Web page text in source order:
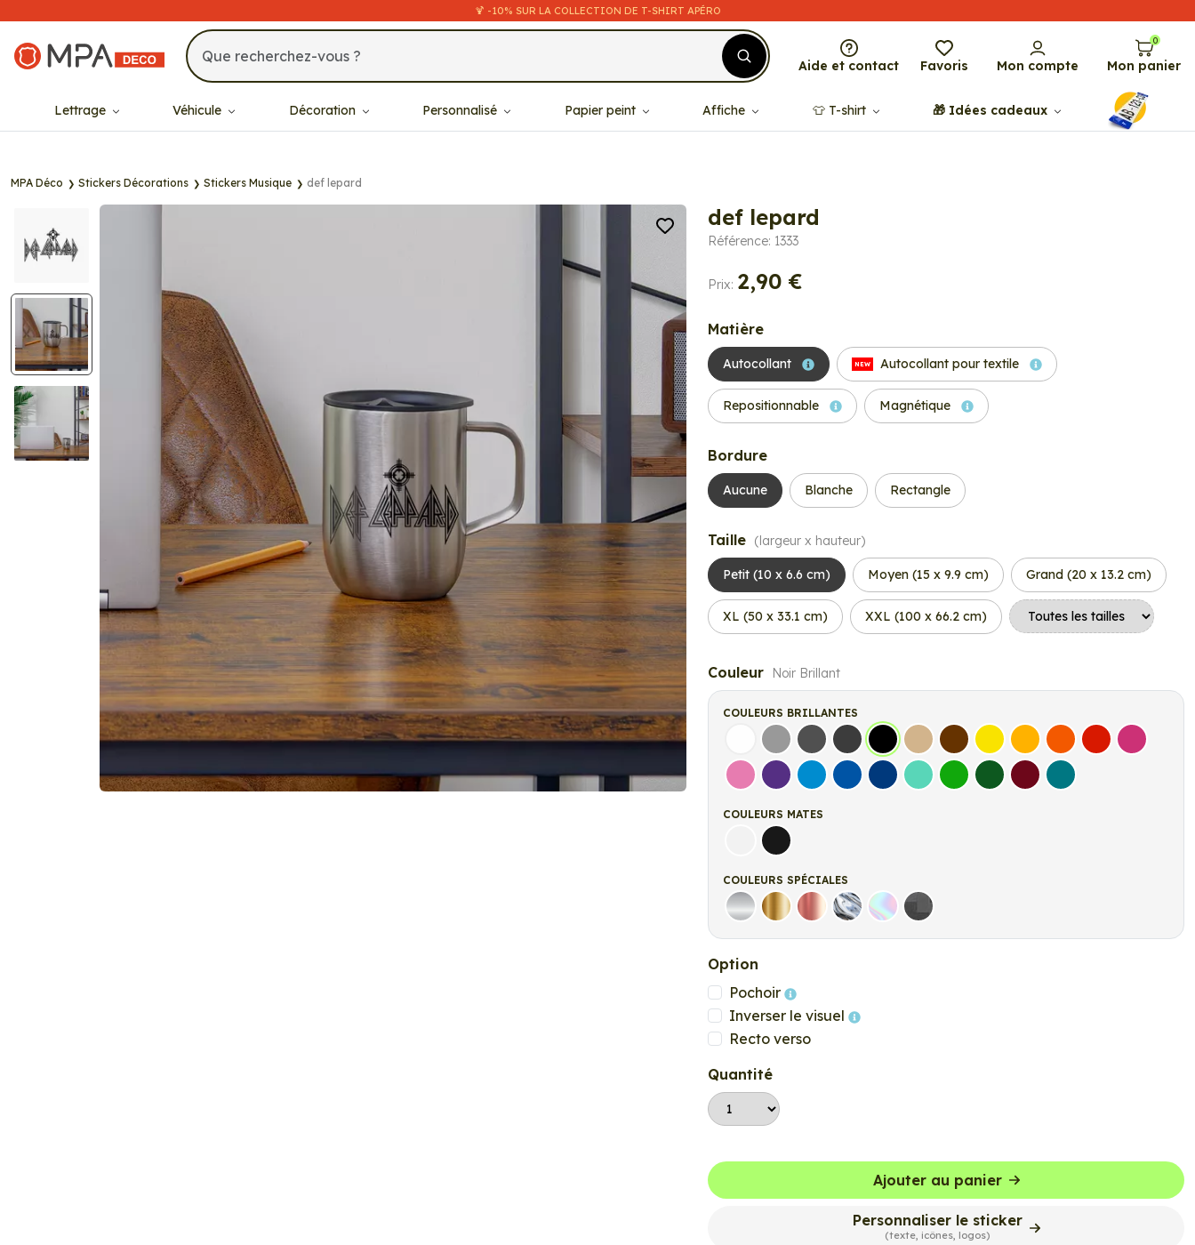
🍹 -10% SUR LA COLLECTION DE T-SHIRT APÉRO
MPA Déco
Aide et contact Favoris Mon compte
0
Mon panier
Lettrage Véhicule Décoration Personnalisé Papier peint Affiche 👕​​ T-shirt 🎁​ Idées cadeaux
MPA Déco Stickers Décorations Stickers Musique def lepard
def lepard
Référence: 1333
Prix: 2,90 €
Matière
Autocollant NEW Autocollant pour textile
Repositionnable Magnétique
Bordure
Aucune Blanche Rectangle
Taille (largeur x hauteur)
Petit (10 x 6.6 cm) Moyen (15 x 9.9 cm) Grand (20 x 13.2 cm)
XL (50 x 33.1 cm) XXL (100 x 66.2 cm)
Couleur Noir Brillant
COULEURS BRILLANTES
Blanc Gris Gris FoncéGris Anthracite
Noir Beige Marron Jaune ClairJaune Foncé
OrangeRouge Fuchsia
Rose Violet Bleu clairBleu MoyenBleu FoncéBleu VertVert clairVert FoncéBordeauxTurquoise
COULEURS MATES
Blanc matNoir mat
COULEURS SPÉCIALES
Argent Or Rose Gold
ChromeHolographique
Carbone Noir
Option
Pochoir
Inverser le visuel
Recto verso
Quantité
Ajouter au panier
Personnaliser le sticker
(texte, icônes, logos)